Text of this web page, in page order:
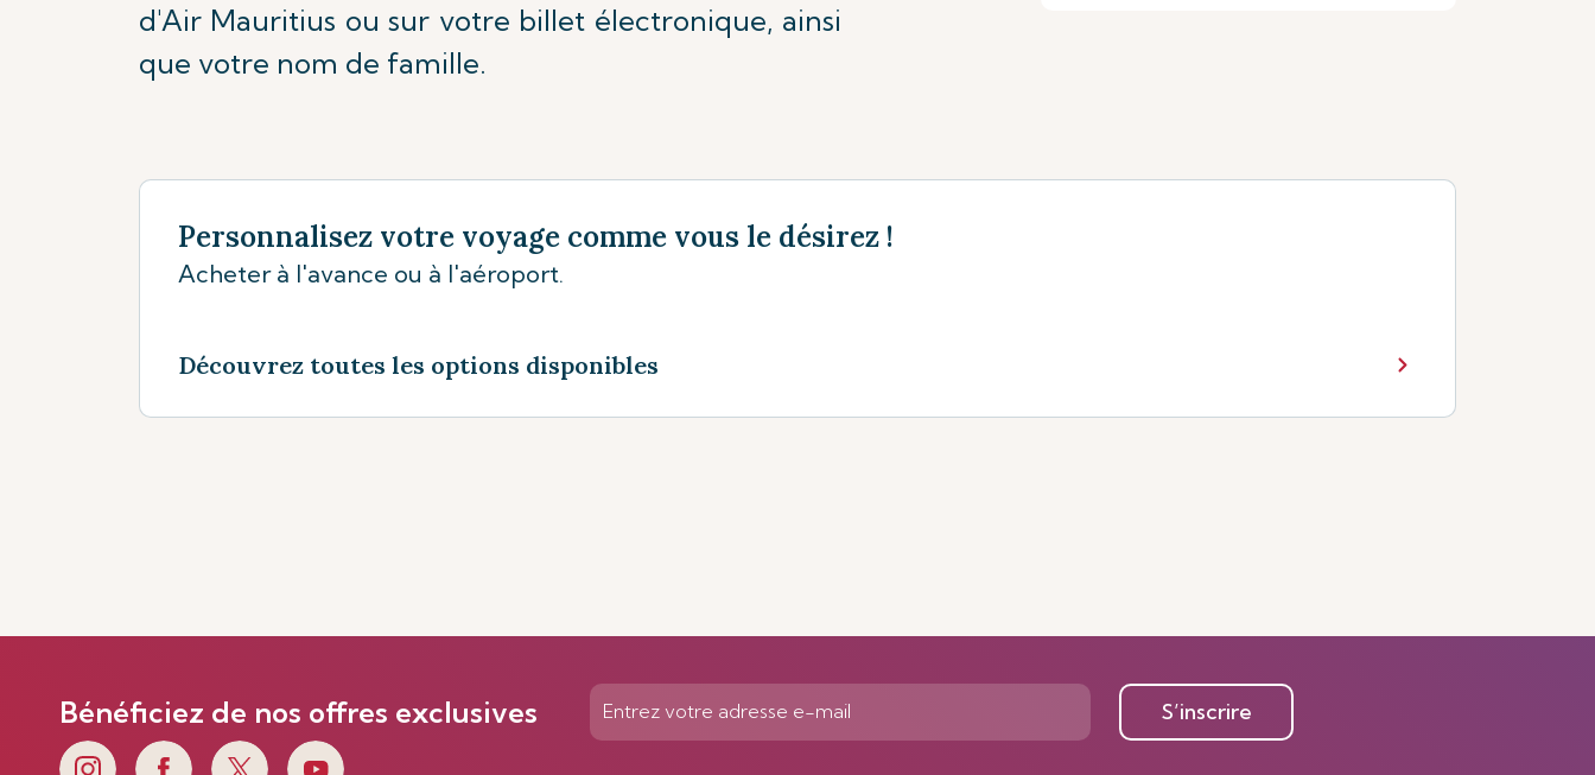
d'Air Mauritius ou sur votre billet électronique, ainsi
que votre nom de famille.
Personnalisez votre voyage comme vous le désirez !
Acheter à l'avance ou à l'aéroport.
Découvrez toutes les options disponibles
Bénéficiez de nos offres exclusives S’inscrire